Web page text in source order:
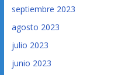
septiembre 2023
agosto 2023
julio 2023
junio 2023